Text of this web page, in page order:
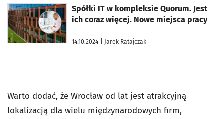
Spółki IT w kompleksie Quorum. Jest
ich coraz więcej. Nowe miejsca pracy
14.10.2024 | Jarek Ratajczak
otworzy się w nowej karcie
Warto dodać, że Wrocław od lat jest atrakcyjną
lokalizacją dla wielu międzynarodowych firm,